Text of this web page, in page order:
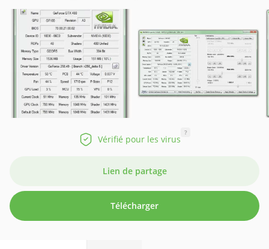
Vérifié pour les virus
?
Lien de partage
Télécharger